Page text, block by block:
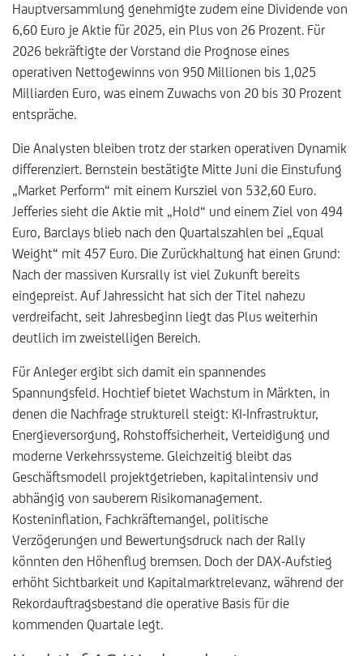
Hauptversammlung genehmigte zudem eine Dividende von
6,60 Euro je Aktie für 2025, ein Plus von 26 Prozent. Für
2026 bekräftigte der Vorstand die Prognose eines
operativen Nettogewinns von 950 Millionen bis 1,025
Milliarden Euro, was einem Zuwachs von 20 bis 30 Prozent
entspräche.
Die Analysten bleiben trotz der starken operativen Dynamik
differenziert. Bernstein bestätigte Mitte Juni die Einstufung
„Market Perform“ mit einem Kursziel von 532,60 Euro.
Jefferies sieht die Aktie mit „Hold“ und einem Ziel von 494
Euro, Barclays blieb nach den Quartalszahlen bei „Equal
Weight“ mit 457 Euro. Die Zurückhaltung hat einen Grund:
Nach der massiven Kursrally ist viel Zukunft bereits
eingepreist. Auf Jahressicht hat sich der Titel nahezu
verdreifacht, seit Jahresbeginn liegt das Plus weiterhin
deutlich im zweistelligen Bereich.
Für Anleger ergibt sich damit ein spannendes
Spannungsfeld. Hochtief bietet Wachstum in Märkten, in
denen die Nachfrage strukturell steigt: KI-Infrastruktur,
Energieversorgung, Rohstoffsicherheit, Verteidigung und
moderne Verkehrssysteme. Gleichzeitig bleibt das
Geschäftsmodell projektgetrieben, kapitalintensiv und
abhängig von sauberem Risikomanagement.
Kosteninflation, Fachkräftemangel, politische
Verzögerungen und Bewertungsdruck nach der Rally
könnten den Höhenflug bremsen. Doch der DAX-Aufstieg
erhöht Sichtbarkeit und Kapitalmarktrelevanz, während der
Rekordauftragsbestand die operative Basis für die
kommenden Quartale legt.